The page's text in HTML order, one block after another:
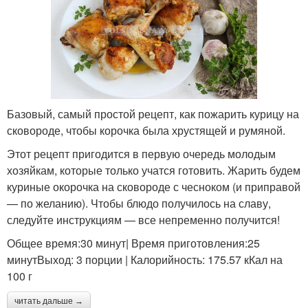
Базовый, самый простой рецепт, как пожарить курицу на
сковороде, чтобы корочка была хрустящей и румяной.
Этот рецепт пригодится в первую очередь молодым
хозяйкам, которые только учатся готовить. Жарить будем
куриные окорочка на сковороде с чесноком (и приправой
— по желанию). Чтобы блюдо получилось на славу,
следуйте инструкциям — все непременно получится!
Общее время:30 минут| Время приготовления:25
минутВыход: 3 порции | Калорийность: 175.57 кКал на
100 г
читать дальше →